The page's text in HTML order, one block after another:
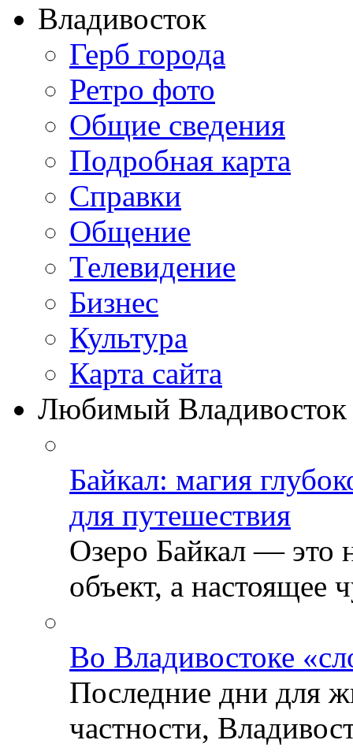
Владивосток
Герб города
Ретро фото
Общие сведения
Подробная карта
Справки
Общение
Телевидение
Бизнеc
Культура
Карта сайта
Любимый Владивосток
Байкал: магия
для путешествия
Озеро Байкал — это
объект, а настоящее
Во Владивостоке
Последние дни для
частности,